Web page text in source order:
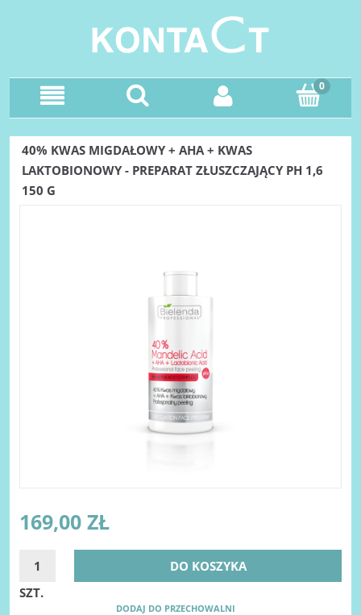
40% KWAS MIGDAŁOWY + AHA + KWAS
LAKTOBIONOWY - PREPARAT ZŁUSZCZAJĄCY PH 1,6
150 G
169,00 ZŁ
SZT.
DO KOSZYKA
DODAJ DO PRZECHOWALNI